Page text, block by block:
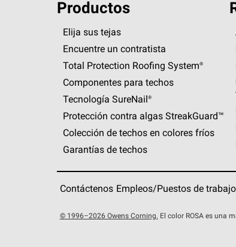
Productos
Elija sus tejas
Encuentre un contratista
Total Protection Roofing System®
Componentes para techos
Tecnología SureNail®
Protección contra algas StreakGuard™
Colección de techos en colores fríos
Garantías de techos
Contáctenos Empleos/Puestos de trabajo
© 1996–2026 Owens Corning. El color ROSA es una